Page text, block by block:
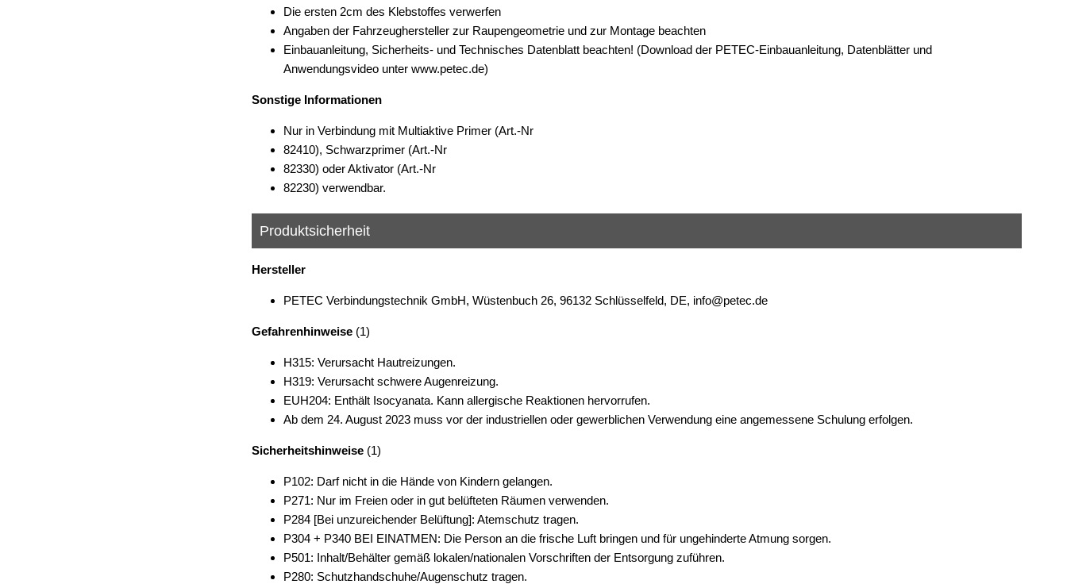
Die ersten 2cm des Klebstoffes verwerfen
Angaben der Fahrzeughersteller zur Raupengeometrie und zur Montage beachten
Einbauanleitung, Sicherheits- und Technisches Datenblatt beachten! (Download der PETEC-Einbauanleitung, Datenblätter und
Anwendungsvideo unter www.petec.de)
Sonstige Informationen
Nur in Verbindung mit Multiaktive Primer (Art.-Nr
82410), Schwarzprimer (Art.-Nr
82330) oder Aktivator (Art.-Nr
82230) verwendbar.
Produktsicherheit
Hersteller
PETEC Verbindungstechnik GmbH, Wüstenbuch 26, 96132 Schlüsselfeld, DE, info@petec.de
Gefahrenhinweise (1)
H315: Verursacht Hautreizungen.
H319: Verursacht schwere Augenreizung.
EUH204: Enthält Isocyanata. Kann allergische Reaktionen hervorrufen.
Ab dem 24. August 2023 muss vor der industriellen oder gewerblichen Verwendung eine angemessene Schulung erfolgen.
Sicherheitshinweise (1)
P102: Darf nicht in die Hände von Kindern gelangen.
P271: Nur im Freien oder in gut belüfteten Räumen verwenden.
P284 [Bei unzureichender Belüftung]: Atemschutz tragen.
P304 + P340 BEI EINATMEN: Die Person an die frische Luft bringen und für ungehinderte Atmung sorgen.
P501: Inhalt/Behälter gemäß lokalen/nationalen Vorschriften der Entsorgung zuführen.
P280: Schutzhandschuhe/Augenschutz tragen.